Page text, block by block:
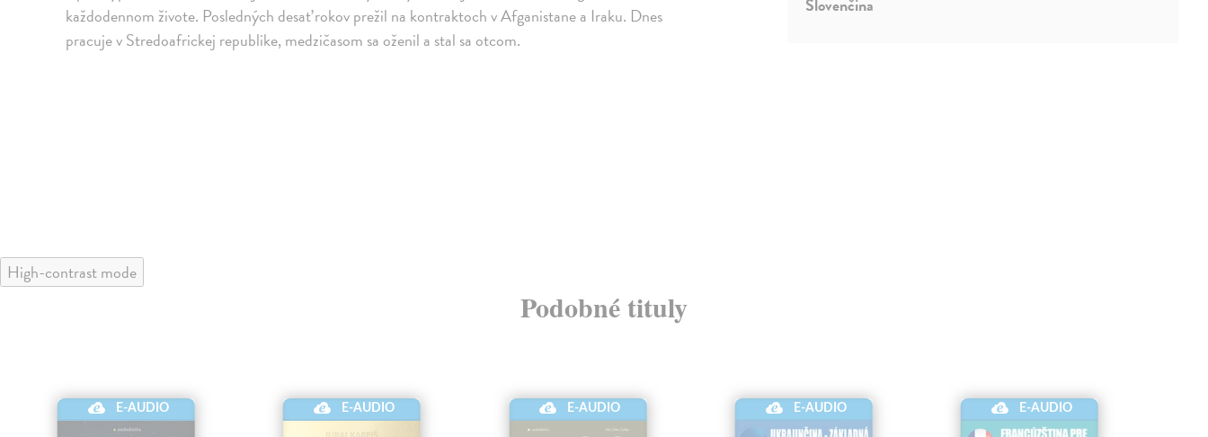
každodennom živote. Posledných desať rokov prežil na kontraktoch v Afganistane a Iraku. Dnes
pracuje v Stredoafrickej republike, medzičasom sa oženil a stal sa otcom.
Slovenčina
High-contrast mode
Podobné tituly
E-AUDIO E-AUDIO E-AUDIO E-AUDIO E-AUDIO